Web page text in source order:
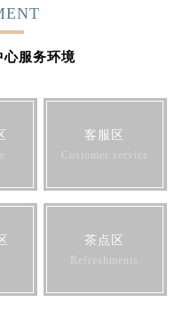
心服务环境
客服区
Customer service
茶点区
Refreshments